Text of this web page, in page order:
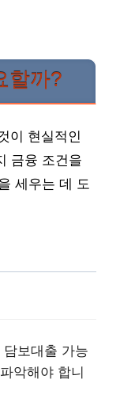
할까?
이 현실적인
금융 조건을
세우는 데 도
보대출 가능
악해야 합니